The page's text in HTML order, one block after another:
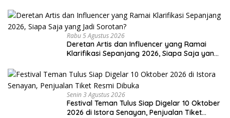
Rabu 5 Agustus 2026
Deretan Artis dan Influencer yang Ramai
Klarifikasi Sepanjang 2026, Siapa Saja yang
Senin 3 Agustus 2026
Festival Teman Tulus Siap Digelar 10 Oktober
2026 di Istora Senayan, Penjualan Tiket